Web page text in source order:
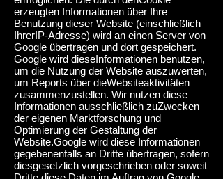
erzeugten Informationen über Ihre
Benutzung dieser Website (einschließlich
IhrerIP-Adresse) wird an einen Server von
Google übertragen und dort gespeichert.
Google wird dieseInformationen benutzen,
um die Nutzung der Website auszuwerten,
um Reports über dieWebsiteaktivitäten
zusammenzustellen. Wir nutzen diese
Informationen ausschließlich zuZwecken
der eigenen Marktforschung und
Optimierung der Gestaltung der
Website.Google wird diese Informationen
gegebenenfalls an Dritte übertragen, sofern
diesgesetzlich vorgeschrieben oder soweit